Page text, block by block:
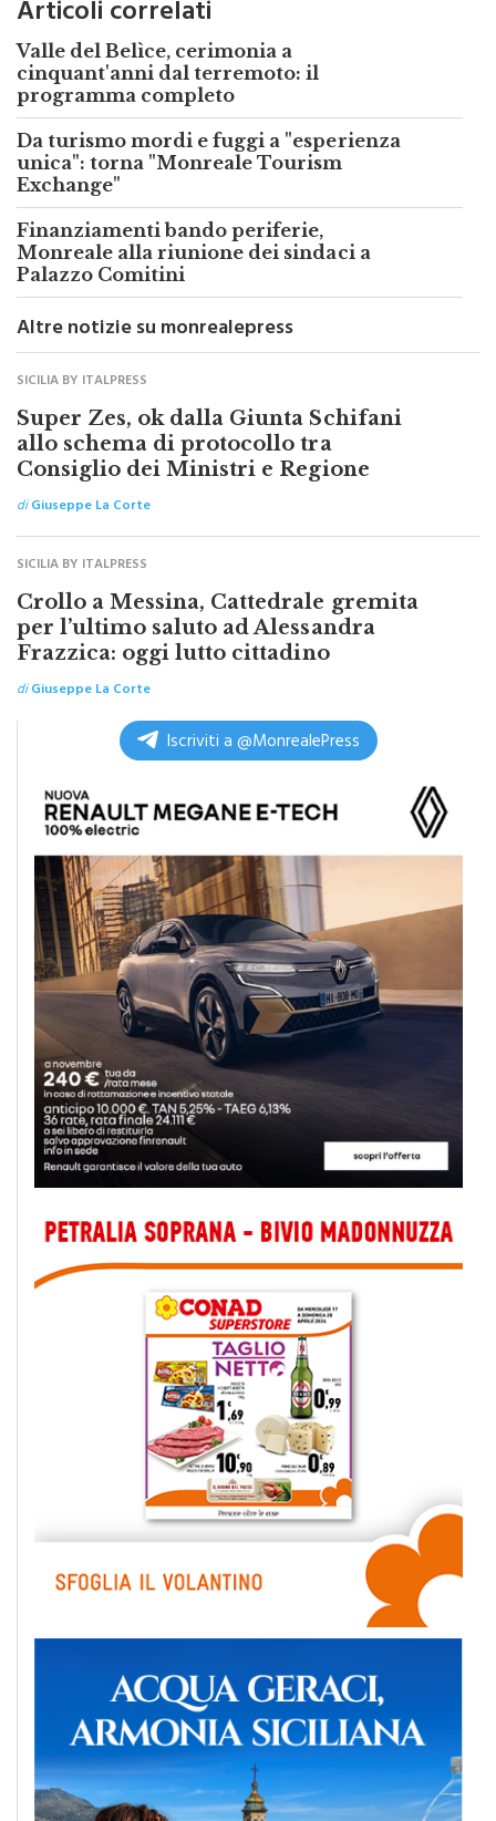
Valle del Belìce, cerimonia a
cinquant'anni dal terremoto: il
programma completo
Da turismo mordi e fuggi a "esperienza
unica": torna "Monreale Tourism
Exchange"
Finanziamenti bando periferie,
Monreale alla riunione dei sindaci a
Palazzo Comitini
Altre notizie su monrealepress
SICILIA BY ITALPRESS
Super Zes, ok dalla Giunta Schifani
allo schema di protocollo tra
Consiglio dei Ministri e Regione
diGiuseppe La Corte
SICILIA BY ITALPRESS
Crollo a Messina, Cattedrale gremita
per l’ultimo saluto ad Alessandra
Frazzica: oggi lutto cittadino
diGiuseppe La Corte
Iscriviti a @MonrealePress